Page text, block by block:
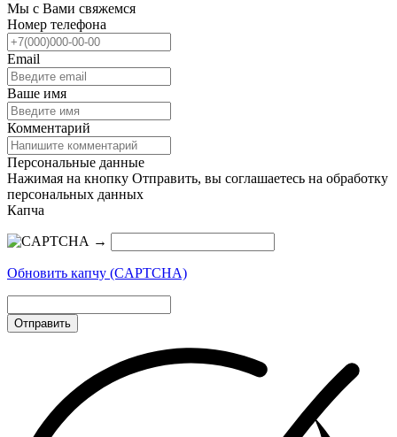
Мы с Вами свяжемся
Номер телефона
Email
Ваше имя
Комментарий
Персональные данные
Нажимая на кнопку Отправить, вы соглашаетесь на обработку
персональных данных
Капча
→
Обновить капчу (CAPTCHA)
Отправить